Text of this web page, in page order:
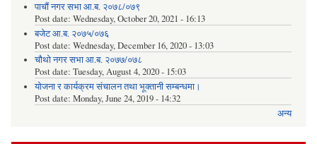
पाचौं नगर सभा आ.ब. २०७८/०७९
Post date: Wednesday, October 20, 2021 - 16:13
बजेट आ.ब. २०७५/०७६
Post date: Wednesday, December 16, 2020 - 13:03
चौथो नगर सभा आ.ब. २०७७/०७८
Post date: Tuesday, August 4, 2020 - 15:03
योजना र कार्यक्रम संचालन तथा भूक्तानी सम्बन्धमा।
Post date: Monday, June 24, 2019 - 14:32
अन्य